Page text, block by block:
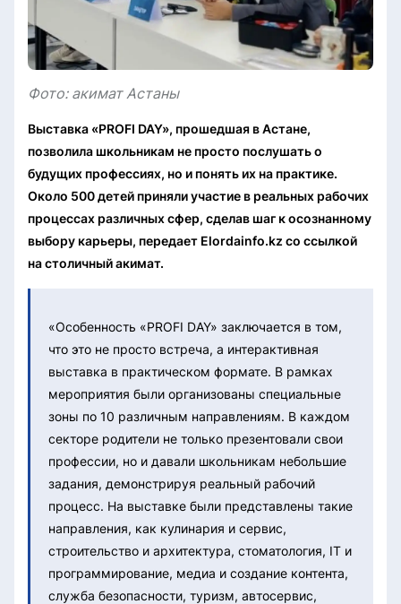
Фото: акимат Астаны
Выставка «PROFI DAY», прошедшая в Астане,
позволила школьникам не просто послушать о
будущих профессиях, но и понять их на практике.
Около 500 детей приняли участие в реальных рабочих
процессах различных сфер, сделав шаг к осознанному
выбору карьеры, передает Elordainfo.kz со ссылкой
на столичный акимат.
«Особенность «PROFI DAY» заключается в том,
что это не просто встреча, а интерактивная
выставка в практическом формате. В рамках
мероприятия были организованы специальные
зоны по 10 различным направлениям. В каждом
секторе родители не только презентовали свои
профессии, но и давали школьникам небольшие
задания, демонстрируя реальный рабочий
процесс. На выставке были представлены такие
направления, как кулинария и сервис,
строительство и архитектура, стоматология, IT и
программирование, медиа и создание контента,
служба безопасности, туризм, автосервис,